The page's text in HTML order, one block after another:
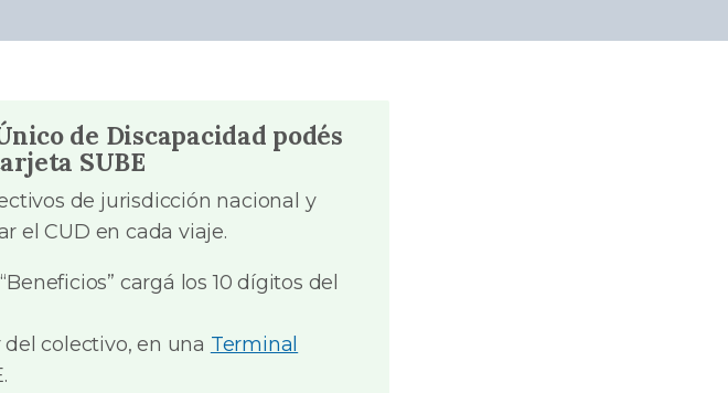
de Discapacidad podés
SUBE
de jurisdicción nacional y
el CUD en cada viaje.
cargá los 10 dígitos del
colectivo, en una Terminal